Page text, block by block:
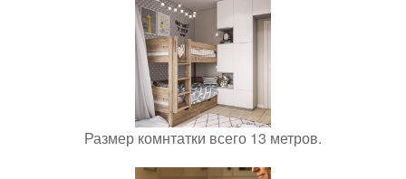
Размер комнтатки всего 13 метров.